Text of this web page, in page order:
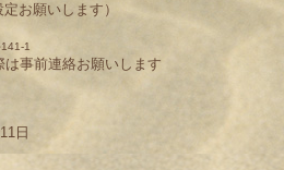
お願いします）
1
事前連絡お願いします
11日